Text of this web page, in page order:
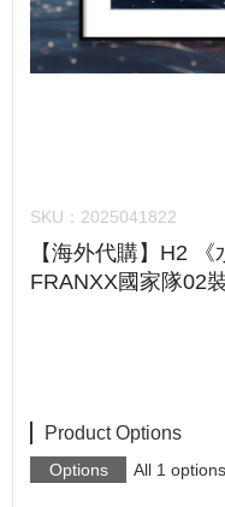
SKU： 2025041822
【海外代購】H2
FRANXX國家隊02
Product Options
Options All 1